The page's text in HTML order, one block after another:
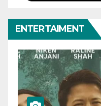
ENTERTAIMENT